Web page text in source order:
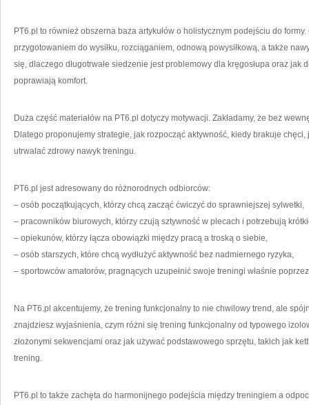
PT6.pl to również obszerna baza artykułów o holistycznym podejściu do
przygotowaniem do wysiłku, rozciąganiem, odnową powysiłkową, a także
się, dlaczego długotrwałe siedzenie jest problemowy dla kręgosłupa oraz jak
poprawiają komfort.
Duża część materiałów na PT6.pl dotyczy motywacji. Zakładamy, że bez
Dlatego proponujemy strategie, jak rozpocząć aktywność, kiedy brakuje
utrwalać zdrowy nawyk treningu.
PT6.pl jest adresowany do różnorodnych odbiorców:
– osób początkujących, którzy chcą zacząć ćwiczyć do sprawniejszej sylwetki,
– pracowników biurowych, którzy czują sztywność w plecach i potrzebują
– opiekunów, którzy łącza obowiązki między pracą a troską o siebie,
– osób starszych, które chcą wydłużyć aktywność bez nadmiernego ryzyka,
– sportowców amatorów, pragnących uzupełnić swoje treningi właśnie
Na PT6.pl akcentujemy, że trening funkcjonalny to nie chwilowy trend, ale
znajdziesz wyjaśnienia, czym różni się trening funkcjonalny od typowego
złożonymi sekwencjami oraz jak używać podstawowego sprzętu, takich jak
trening.
PT6.pl to także zachęta do harmonijnego podejścia między treningiem a